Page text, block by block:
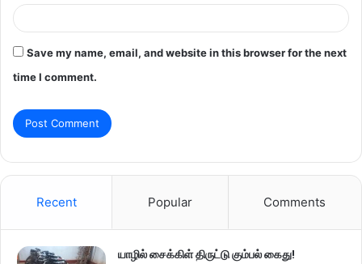
Save my name, email, and website in this browser for the next
time I comment.
Recent Popular Comments
யாழில் சைக்கிள் திருட்டு கும்பல் கைது!